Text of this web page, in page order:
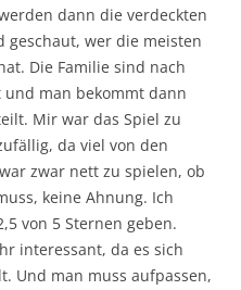
dann die verdeckten
geschaut, wer die meisten
Die Familie sind nach
man bekommt dann
Mir war das Spiel zu
da viel von den
zwar nett zu spielen, ob
keine Ahnung. Ich
von 5 Sternen geben.
interessant, da es sich
Und man muss aufpassen,